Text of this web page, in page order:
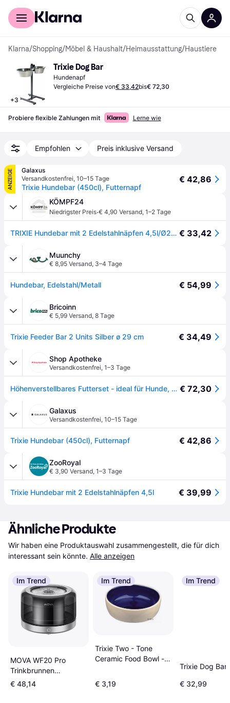
Für Shopper
Klarna/Shopping/Möbel & Haushalt/Heimausstattung/Haustiere
+3
Trixie Dog Bar
Hundenapf
Vergleiche Preise von€ 33,42bis€ 72,30
Probiere flexible Zahlungen mit Lerne wie
Empfohlen Preis inklusive Versand
ANZEIGE
Galaxus
Versandkostenfrei, 10–15 Tage
Trixie Hundebar (450cl), Futternapf
€ 42,86
KÖMPF24
Niedrigster Preis·€ 4,90 Versand, 1–2 Tage
TRIXIE Hundebar mit 2 Edelstahlnäpfen 4,5l/Ø28cm € 33,42
Muunchy
€ 8,95 Versand, 3–4 Tage
Hundebar, Edelstahl/Metall € 54,99
Bricoinn
€ 5,99 Versand, 8 Tage
Trixie Feeder Bar 2 Units Silber ø 29 cm € 34,49
Shop Apotheke
Versandkostenfrei, 1–3 Tage
Höhenverstellbares Futterset - ideal für Hunde, die gerne erhöht fressen und trinken 1 St € 72,30
Galaxus
Versandkostenfrei, 10–15 Tage
Trixie Hundebar (450cl), Futternapf € 42,86
ZooRoyal
€ 3,90 Versand, 1–3 Tage
Trixie Hundebar mit 2 Edelstahlnäpfen 4,5l € 39,99
Ähnliche Produkte
Wir haben eine Produktauswahl zusammengestellt, die für dich
interessant sein könnte. Alle anzeigen
Im Trend
MOVA WF20 Pro
Trinkbrunnen
Edelstahl 22 3 x 22 3
€ 48,14
Im Trend
Trixie Two - Tone
Ceramic Food Bowl -
€ 3,19
Im Trend
Trixie Dog Bar
€ 32,99